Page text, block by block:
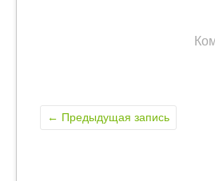
← Предыдущая запись